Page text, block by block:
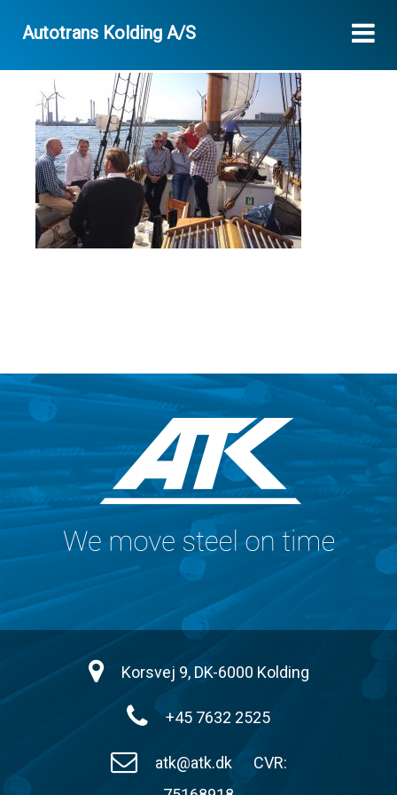
Autotrans Kolding A/S
Korsvej 9, DK-6000 Kolding
+45 7632 2525
atk@atk.dk
CVR: